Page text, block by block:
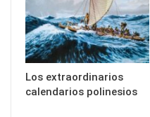
Los extraordinarios
calendarios polinesios